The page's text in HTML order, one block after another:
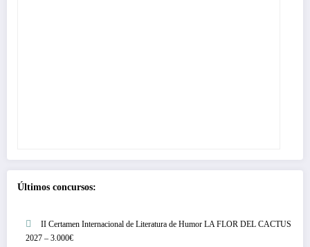
Últimos concursos:
II Certamen Internacional de Literatura de Humor LA FLOR DEL CACTUS
2027 – 3.000€